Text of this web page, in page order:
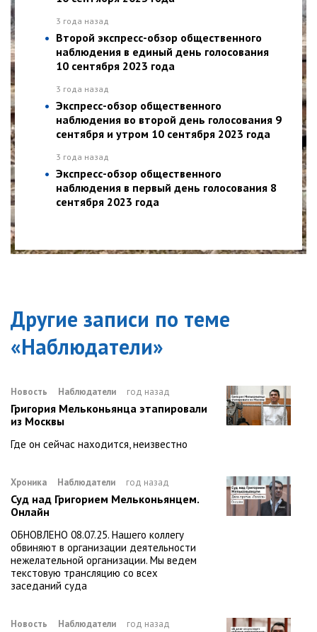
3 года назад
Второй экспресс-обзор общественного
наблюдения в единый день голосования
10 сентября 2023 года
3 года назад
Экспресс-обзор общественного
наблюдения во второй день голосования 9
сентября и утром 10 сентября 2023 года
3 года назад
Экспресс-обзор общественного
наблюдения в первый день голосования 8
сентября 2023 года
Другие записи по теме
«Наблюдатели»
Новость Наблюдатели год назад
Григория Мельконьянца этапировали
из Москвы
Где он сейчас находится, неизвестно
Хроника Наблюдатели год назад
Суд над Григорием Мельконьянцем.
Онлайн
ОБНОВЛЕНО 08.07.25. Нашего коллегу
обвиняют в организации деятельности
нежелательной организации. Мы ведем
текстовую трансляцию со всех
заседаний суда
Новость Наблюдатели год назад